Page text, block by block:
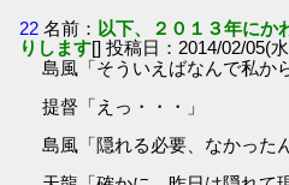
22 名前： 以下、２０１３年にか
りします[] 投稿日：2014/02/05(
島風「そういえばなんで私か
提督「えっ・・・」
島風「隠れる必要、なかった